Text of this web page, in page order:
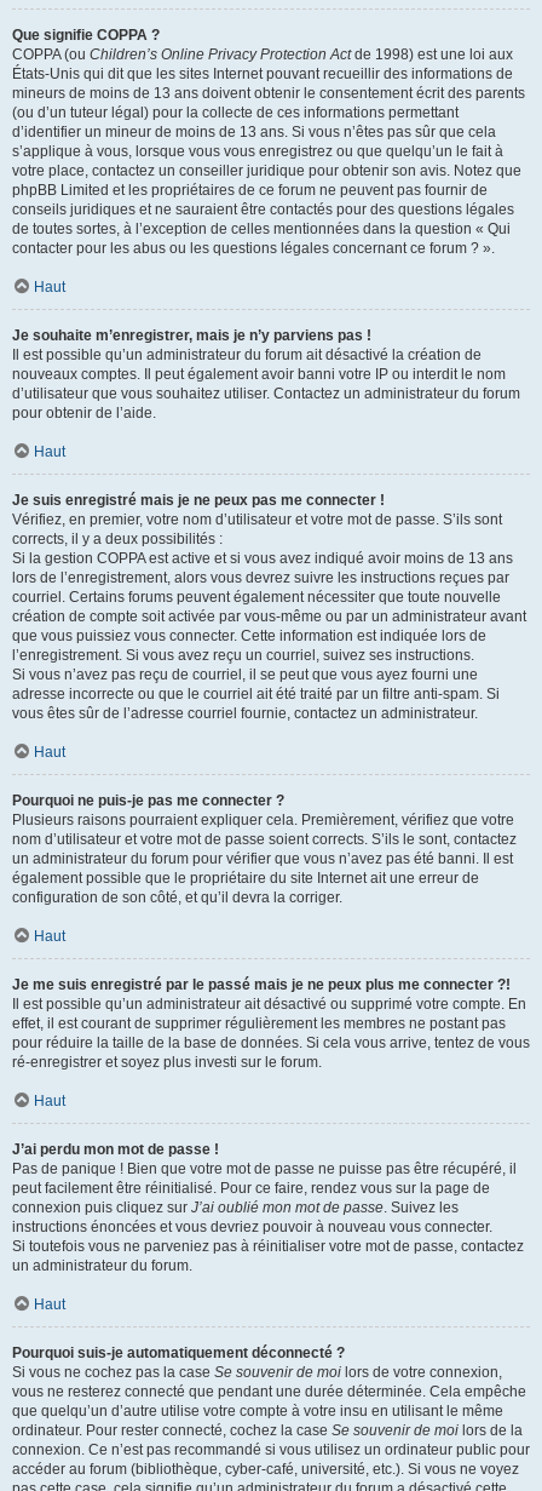
Que signifie COPPA ?
COPPA (ou Children’s Online Privacy Protection Actde 1998) est une loi aux
États-Unis qui dit que les sites Internet pouvant recueillir des informations de
mineurs de moins de 13 ans doivent obtenir le consentement écrit des parents
(ou d’un tuteur légal) pour la collecte de ces informations permettant
d’identifier un mineur de moins de 13 ans. Si vous n’êtes pas sûr que cela
s’applique à vous, lorsque vous vous enregistrez ou que quelqu’un le fait à
votre place, contactez un conseiller juridique pour obtenir son avis. Notez que
phpBB Limited et les propriétaires de ce forum ne peuvent pas fournir de
conseils juridiques et ne sauraient être contactés pour des questions légales
de toutes sortes, à l’exception de celles mentionnées dans la question « Qui
contacter pour les abus ou les questions légales concernant ce forum ? ».
Haut
Je souhaite m’enregistrer, mais je n’y parviens pas !
Il est possible qu’un administrateur du forum ait désactivé la création de
nouveaux comptes. Il peut également avoir banni votre IP ou interdit le nom
d’utilisateur que vous souhaitez utiliser. Contactez un administrateur du forum
pour obtenir de l’aide.
Haut
Je suis enregistré mais je ne peux pas me connecter !
Vérifiez, en premier, votre nom d’utilisateur et votre mot de passe. S’ils sont
corrects, il y a deux possibilités :
Si la gestion COPPA est active et si vous avez indiqué avoir moins de 13 ans
lors de l’enregistrement, alors vous devrez suivre les instructions reçues par
courriel. Certains forums peuvent également nécessiter que toute nouvelle
création de compte soit activée par vous-même ou par un administrateur avant
que vous puissiez vous connecter. Cette information est indiquée lors de
l’enregistrement. Si vous avez reçu un courriel, suivez ses instructions.
Si vous n’avez pas reçu de courriel, il se peut que vous ayez fourni une
adresse incorrecte ou que le courriel ait été traité par un filtre anti-spam. Si
vous êtes sûr de l’adresse courriel fournie, contactez un administrateur.
Haut
Pourquoi ne puis-je pas me connecter ?
Plusieurs raisons pourraient expliquer cela. Premièrement, vérifiez que votre
nom d’utilisateur et votre mot de passe soient corrects. S’ils le sont, contactez
un administrateur du forum pour vérifier que vous n’avez pas été banni. Il est
également possible que le propriétaire du site Internet ait une erreur de
configuration de son côté, et qu’il devra la corriger.
Haut
Je me suis enregistré par le passé mais je ne peux plus me connecter ?!
Il est possible qu’un administrateur ait désactivé ou supprimé votre compte. En
effet, il est courant de supprimer régulièrement les membres ne postant pas
pour réduire la taille de la base de données. Si cela vous arrive, tentez de vous
ré-enregistrer et soyez plus investi sur le forum.
Haut
J’ai perdu mon mot de passe !
Pas de panique ! Bien que votre mot de passe ne puisse pas être récupéré, il
peut facilement être réinitialisé. Pour ce faire, rendez vous sur la page de
connexion puis cliquez sur J’ai oublié mon mot de passe. Suivez les
instructions énoncées et vous devriez pouvoir à nouveau vous connecter.
Si toutefois vous ne parveniez pas à réinitialiser votre mot de passe, contactez
un administrateur du forum.
Haut
Pourquoi suis-je automatiquement déconnecté ?
Si vous ne cochez pas la case Se souvenir de moi lors de votre connexion,
vous ne resterez connecté que pendant une durée déterminée. Cela empêche
que quelqu’un d’autre utilise votre compte à votre insu en utilisant le même
ordinateur. Pour rester connecté, cochez la case Se souvenir de moi lors de la
connexion. Ce n’est pas recommandé si vous utilisez un ordinateur public pour
accéder au forum (bibliothèque, cyber-café, université, etc.). Si vous ne voyez